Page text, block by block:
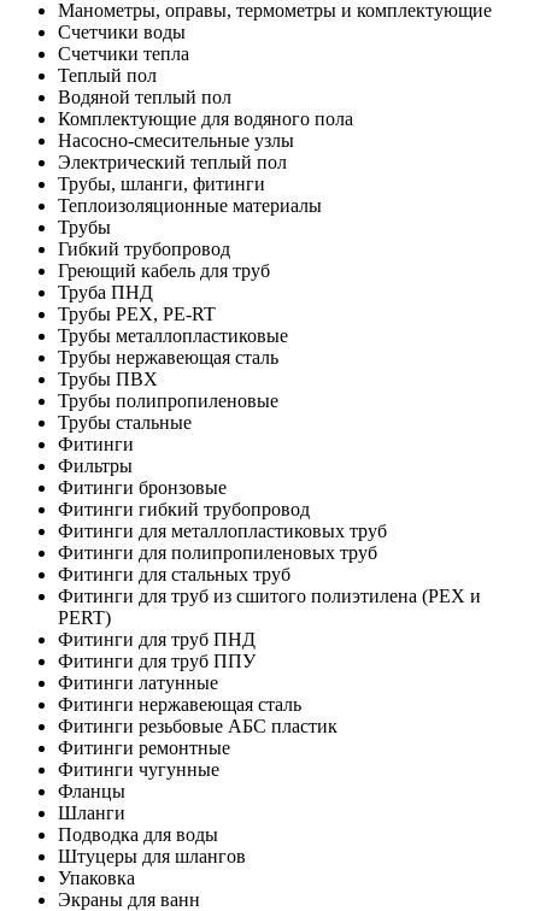
Манометры, оправы, термометры и комплектующие
Счетчики воды
Счетчики тепла
Теплый пол
Водяной теплый пол
Комплектующие для водяного пола
Насосно-смесительные узлы
Электрический теплый пол
Трубы, шланги, фитинги
Теплоизоляционные материалы
Трубы
Гибкий трубопровод
Греющий кабель для труб
Труба ПНД
Трубы PEX, PE-RT
Трубы металлопластиковые
Трубы нержавеющая сталь
Трубы ПВХ
Трубы полипропиленовые
Трубы стальные
Фитинги
Фильтры
Фитинги бронзовые
Фитинги гибкий трубопровод
Фитинги для металлопластиковых труб
Фитинги для полипропиленовых труб
Фитинги для стальных труб
Фитинги для труб из сшитого полиэтилена (PEX и
PERT)
Фитинги для труб ПНД
Фитинги для труб ППУ
Фитинги латунные
Фитинги нержавеющая сталь
Фитинги резьбовые АБС пластик
Фитинги ремонтные
Фитинги чугунные
Фланцы
Шланги
Подводка для воды
Штуцеры для шлангов
Упаковка
Экраны для ванн